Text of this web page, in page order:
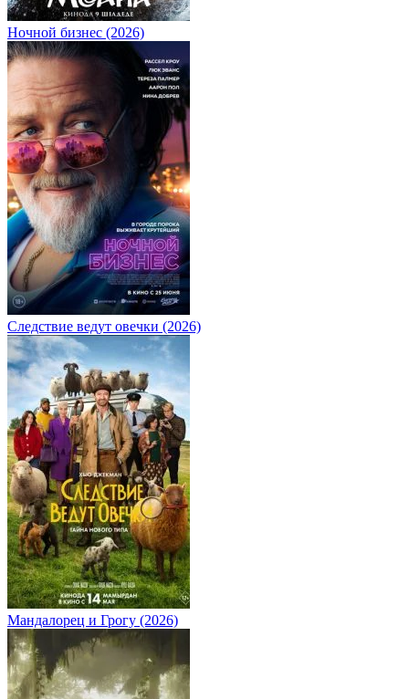
Ночной бизнес (2026)
Следствие ведут овечки (2026)
Мандалорец и Грогу (2026)